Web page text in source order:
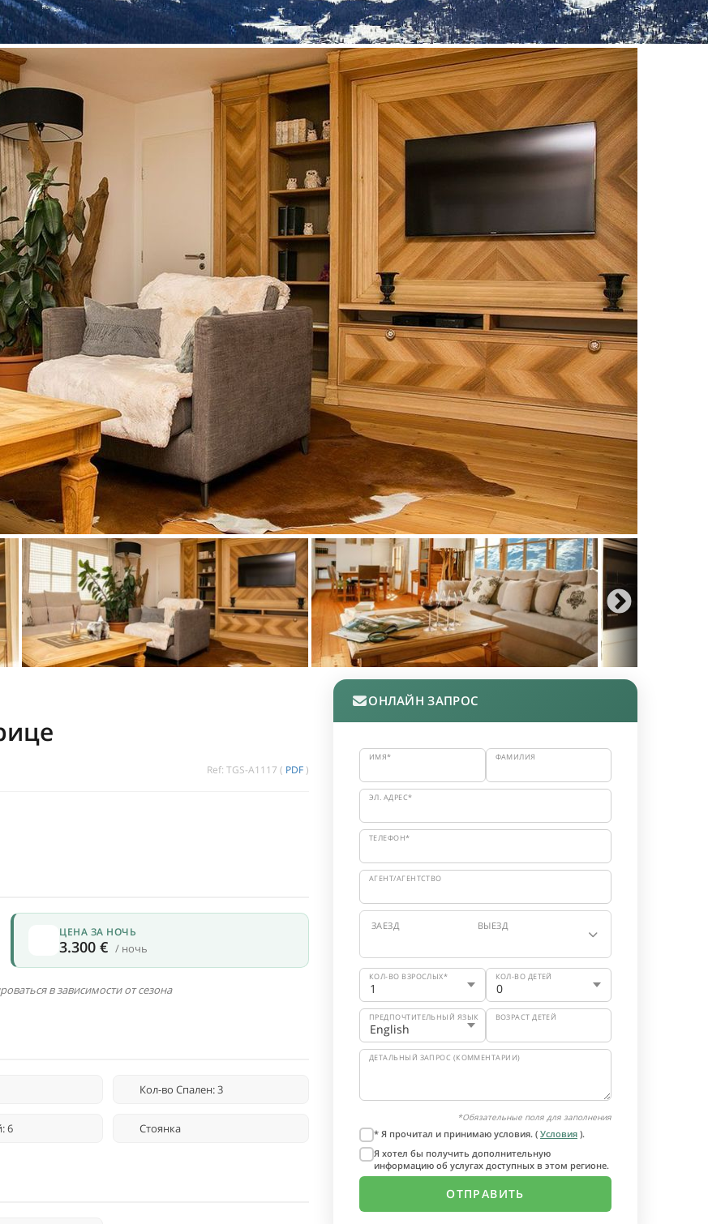
Ref: TGS-A1117 ( PDF )
ЦЕНА ЗА НОЧЬ
3.300 € / ночь
в зависимости от сезона
Кол-во Спален: 3
6 Стоянка
ОНЛАЙН ЗАПРОС
ИМЯ* ФАМИЛИЯ
ЭЛ. АДРЕС*
ТЕЛЕФОН*
АГЕНТ/АГЕНТСТВО
ЗАЕЗД ВЫЕЗД
КОЛ-ВО ВЗРОСЛЫХ* КОЛ-ВО ДЕТЕЙ
ПРЕДПОЧТИТЕЛЬНЫЙ ЯЗЫК ВОЗРАСТ ДЕТЕЙ
ДЕТАЛЬНЫЙ ЗАПРОС (КОММЕНТАРИИ)
*Обязательные поля для заполнения
* Я прочитал и принимаю условия. ( Условия ).
Я хотел бы получить дополнительную
информацию об услугах доступных в этом регионе.